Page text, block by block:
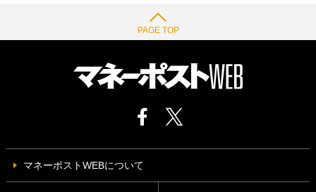
PAGE TOP
マネーポストWEBについて